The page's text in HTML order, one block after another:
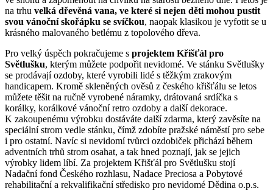
na trhu velká dřevěná vana, ve které si nejen děti mohou pustit
svou vánoční skořápku se svíčkou, naopak klasikou je vyfotit se u
krásného malovaného betlému z topolového dřeva.
Pro velký úspěch pokračujeme s projektem Křišťál pro
Světlušku, kterým můžete podpořit nevidomé. Ve stánku Světlušky
se prodávají ozdoby, které vyrobili lidé s těžkým zrakovým
handicapem. Kromě skleněných ověsů z českého křišťálu se letos
můžete těšit na ručně vyrobené náramky, drátovaná srdíčka s
korálky, korálkové vánoční retro ozdoby a další dekorace.
K zakoupenému výrobku dostáváte další zdarma, který zavěsíte na
speciální strom vedle stánku, čímž zdobíte pražské náměstí pro sebe
i pro ostatní. Navíc si nevidomí tvůrci ozdobiček přichází během
adventních trhů strom osahat, a tak hned poznají, jak se jejich
výrobky lidem líbí. Za projektem Křišťál pro Světlušku stojí
Nadační fond Českého rozhlasu, Nadace Preciosa a Pobytové
rehabilitační a rekvalifikační středisko pro nevidomé Dědina o.p.s.